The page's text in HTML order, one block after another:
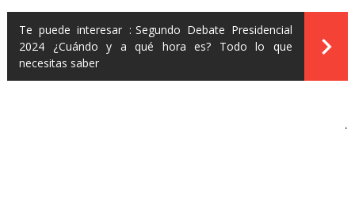
Te puede interesar : Segundo Debate Presidencial
2024 ¿Cuándo y a qué hora es? Todo lo que
necesitas saber
.